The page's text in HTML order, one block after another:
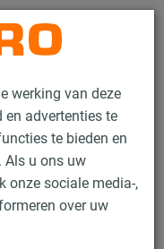
werking van deze
advertenties te
te bieden en
Als u ons uw
onze sociale media-,
over uw
Contact